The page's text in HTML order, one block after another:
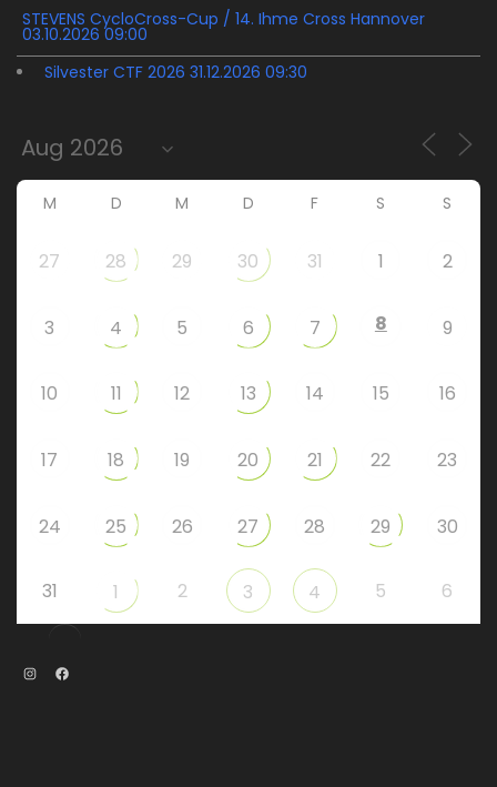
STEVENS CycloCross-Cup / 14. Ihme Cross Hannover
03.10.2026 09:00
Silvester CTF 2026 31.12.2026 09:30
M D M D F S S
27 28 29 30 31 1 2
3 4 5 6 7 8 9
10 11 12 13 14 15 16
17 18 19 20 21 22 23
24 25 26 27 28 29 30
31 1 2 3 4 5 6